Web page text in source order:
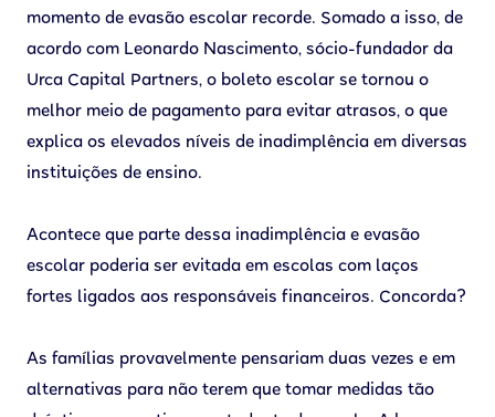
momento de evasão escolar recorde. Somado a isso, de
acordo com Leonardo Nascimento, sócio-fundador da
Urca Capital Partners, o boleto escolar se tornou o
melhor meio de pagamento para evitar atrasos, o que
explica os elevados níveis de inadimplência em diversas
instituições de ensino.
Acontece que parte dessa inadimplência e evasão
escolar poderia ser evitada em escolas com laços
fortes ligados aos responsáveis financeiros. Concorda?
As famílias provavelmente pensariam duas vezes e em
alternativas para não terem que tomar medidas tão